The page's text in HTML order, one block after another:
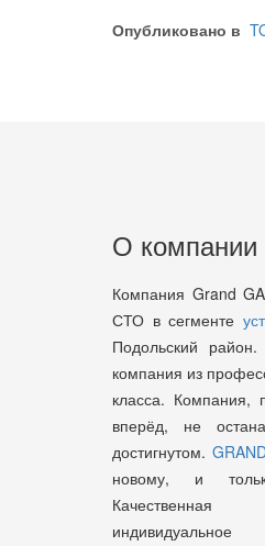
Опубликовано в
О компании
Компания Grand
СТО в сегменте
Подольский
компания из
класса. Компания,
вперёд, не
достигнутом.
новому, и